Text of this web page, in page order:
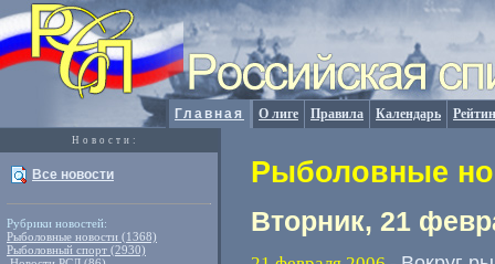
Главная О лиге Правила Календарь
Новости:
Все новости
Рубрики новостей:
Рыболовные новости (1368)
Рыболовный спорт (2930)
Рыболовные
Вторник, 21